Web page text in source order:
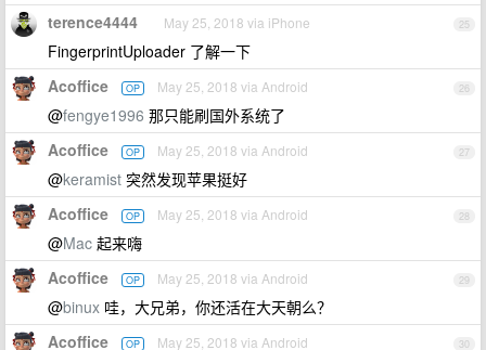
25
terence4444 May 25, 2018 via iPhone
FingerprintUploader 了解一下
26
Acoffice OP May 25, 2018 via Android
@fengye1996 那只能刷国外系统了
27
Acoffice OP May 25, 2018 via Android
@keramist 突然发现苹果挺好
28
Acoffice OP May 25, 2018 via Android
@Mac 起来嗨
29
Acoffice OP May 25, 2018 via Android
@binux 哇，大兄弟，你还活在大天朝么？
30
Acoffice OP May 25, 2018 via Android